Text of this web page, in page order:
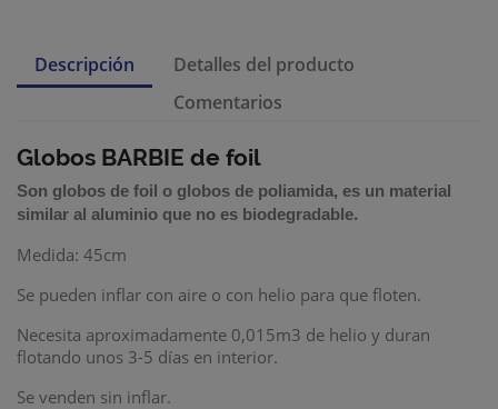
Descripción
Detalles del producto
Comentarios
Globos BARBIE de foil
Son globos de foil o globos de poliamida, es un material
similar al aluminio que no es biodegradable.
Medida: 45cm
Se pueden inflar con aire o con helio para que floten.
Necesita aproximadamente 0,015m3 de helio y duran
flotando unos 3-5 días en interior.
Se venden sin inflar.